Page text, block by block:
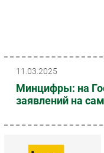
Гаджеты
Здоровье
11.03.2025
Минцифры: на
заявлений на